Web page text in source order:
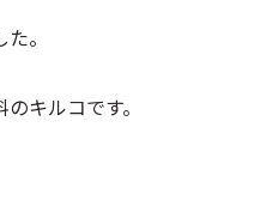
。
キルコです。